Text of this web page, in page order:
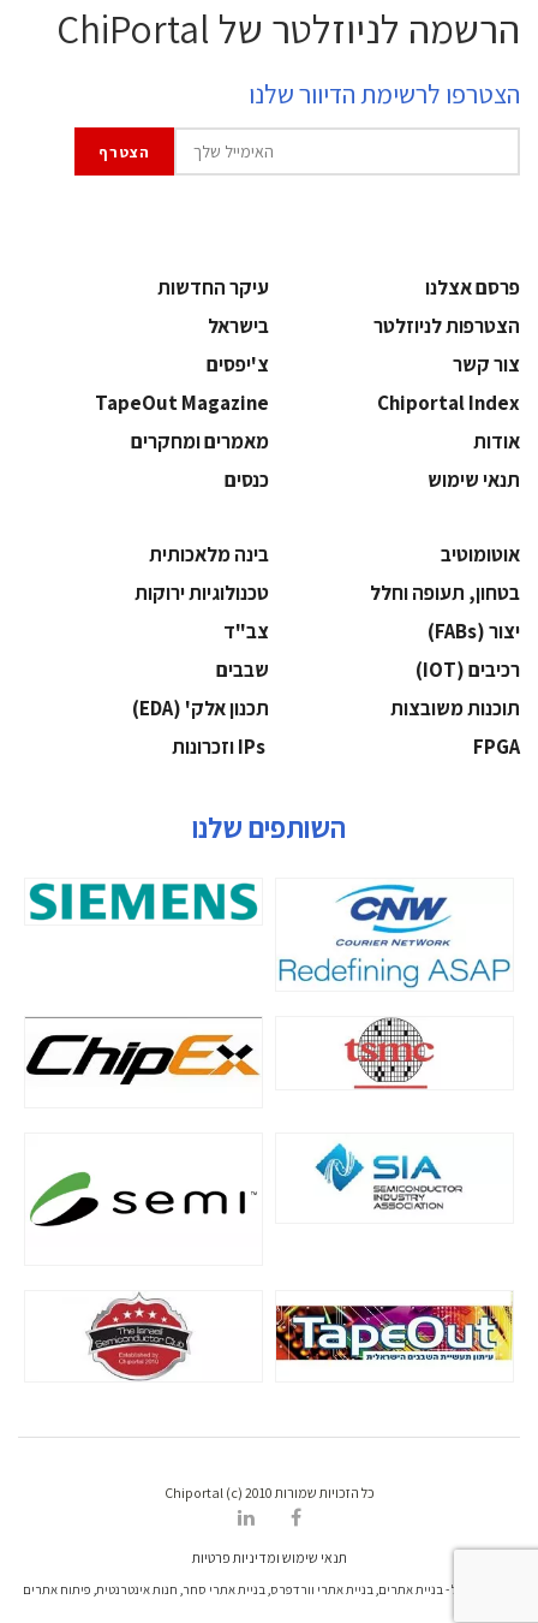
הרשמה לניוזלטר של ChiPortal
הצטרפו לרשימת הדיוור שלנו
פרסם אצלנו
עיקר החדשות
הצטרפות לניוזלטר
בישראל
צור קשר
צ'יפסים
Chiportal Index
TapeOut Magazine
אודות
מאמרים ומחקרים
תנאי שימוש
כנסים
אוטומוטיב
בינה מלאכותית
בטחון, תעופה וחלל
‫טכנולוגיות ירוקות‬
‫יצור (‪(FABs‬‬
‫צב"ד‬
‫רכיבים‬ (IOT)
‫שבבים‬
‫תוכנות משובצות‬
‫תכנון אלק' (‪(EDA‬‬
‫‪FPGA‬‬
השותפים שלנו
כל הזכויות שמורות Chiportal (c) 2010
תנאי שימוש ומדיניות פרטיות
דרונט דיגיטל - בניית אתרים, בניית אתרי וורדפרס, בניית אתרי סחר, חנות אינטרנטית, פיתוח אתרים